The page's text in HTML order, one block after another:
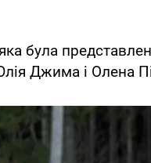
була
Джима і Олена